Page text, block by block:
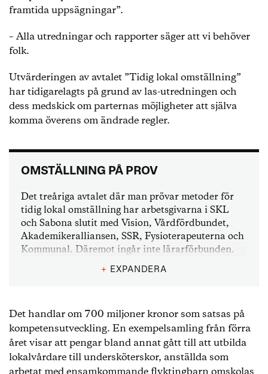
framtida uppsägningar”.
– Alla utredningar och rapporter säger att vi behöver
folk.
Utvärderingen av avtalet ”Tidig lokal omställning”
har tidigarelagts på grund av las-utredningen och
dess medskick om parternas möjligheter att själva
komma överens om ändrade regler.
OMSTÄLLNING PÅ PROV
Det treåriga avtalet där man prövar metoder för
tidig lokal omställning har arbetsgivarna i SKL
och Sabona slutit med Vision, Vårdfördbundet,
Akademikeralliansen, SSR, Fysioterapeuterna och
Kommunal. Däremot ingår inte lärarförbunden.
Det här handlar överenskommelsen om:
möta förändrade behov inom verksamheten.
+ att de som riskerar övertalighet ska kunna få
andra arbetsuppgifter.
+ EXPANDERA
Det handlar om 700 miljoner kronor som satsas på
kompetensutveckling. En exempelsamling från förra
året visar att pengar bland annat gått till att utbilda
lokalvårdare till undersköterskor, anställda som